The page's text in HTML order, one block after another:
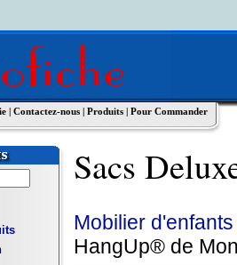
| Contactez-nous | Produits | Pour Commander
Sacs
Mobilier d'enfants
HangUp® de